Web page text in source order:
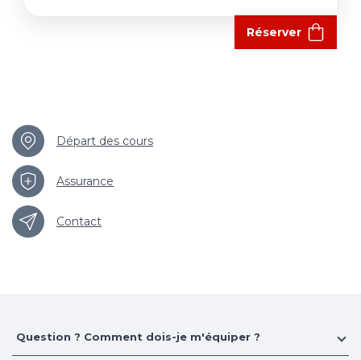
Réserver
Départ des cours
Assurance
Contact
Question ? Comment dois-je m'équiper ?